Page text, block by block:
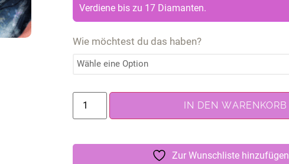
Verdiene bis zu 17 Diamanten.
Wie möchtest du das haben?
IN DEN WARENKORB
Zur Wunschliste hinzufügen